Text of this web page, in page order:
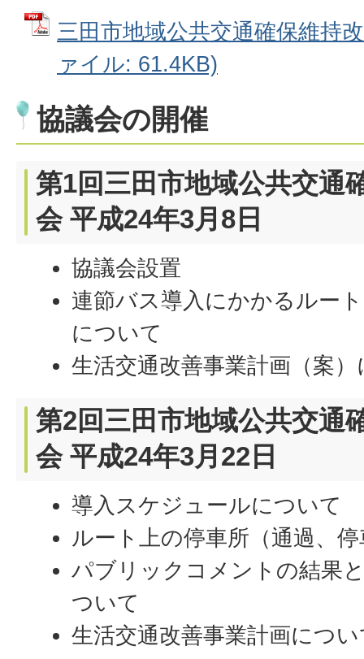
三田市地域公共交通確保維持
ァイル: 61.4KB)
協議会の開催
第1回三田市地域公共交通
会 平成24年3月8日
協議会設置
連節バス導入にかかるルー
について
生活交通改善事業計画（案
第2回三田市地域公共交通
会 平成24年3月22日
導入スケジュールについて
ルート上の停車所（通過、
パブリックコメントの結果
ついて
生活交通改善事業計画につ